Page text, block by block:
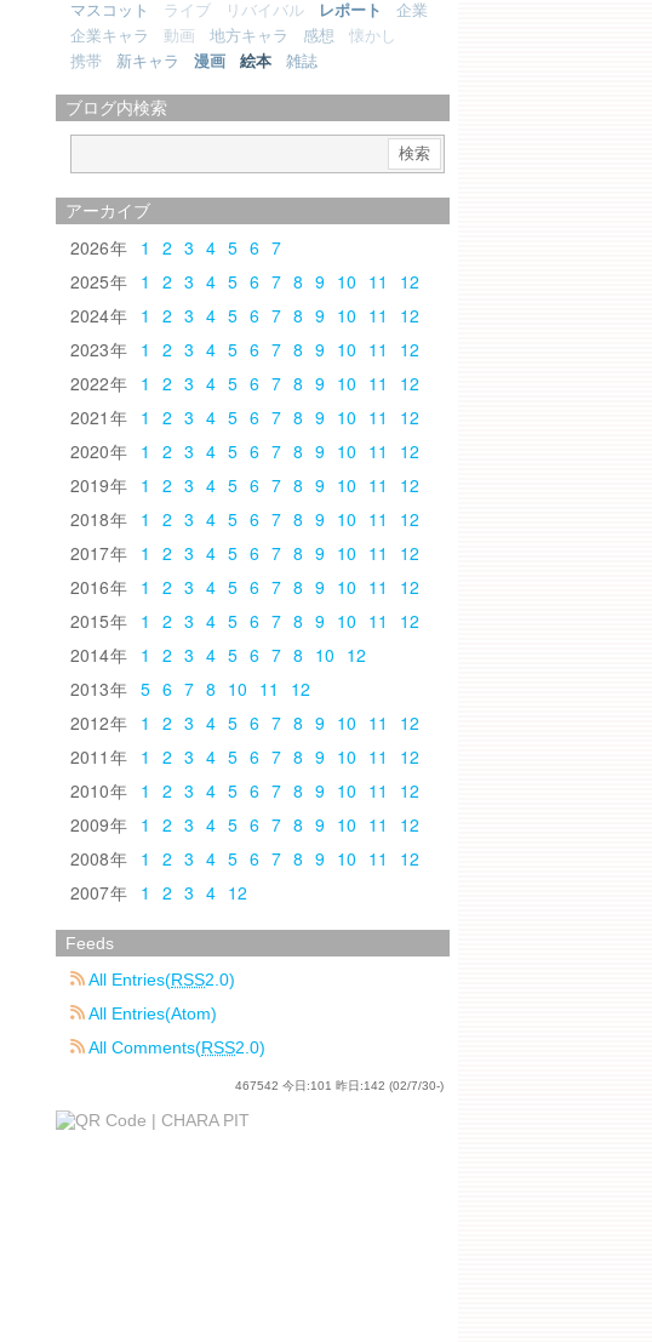
マスコット
ライブ リバイバル レポート
企業
企業キャラ
動画 地方キャラ 感想
懐かし
携帯
新キャラ 漫画 絵本 雑誌
ブログ内検索
アーカイブ
2026 1 2 3 4 5 6 7
2025
1 2 3 4 5 6 7 8 9 10 11
12
2024
1 2 3 4 5 6 7 8 9 10 11
12
2023
1 2 3 4 5 6 7 8 9 10 11
12
2022
1 2 3 4 5 6 7 8 9 10 11
12
2021
1 2 3 4 5 6 7 8 9 10 11
12
2020
1 2 3 4 5 6 7 8 9 10 11
12
2019
1 2 3 4 5 6 7 8 9 10 11
12
2018
1 2 3 4 5 6 7 8 9 10 11
12
2017
1 2 3 4 5 6 7 8 9 10 11
12
2016
1 2 3 4 5 6 7 8 9 10 11
12
2015
1 2 3 4 5 6 7 8 9 10 11
12
2014
1 2 3 4 5 6 7 8 10 12
2013
5 6 7 8 10 11
12
2012
1 2 3 4 5 6 7 8 9 10 11
12
2011
1 2 3 4 5 6 7 8 9 10 11
12
2010
1 2 3 4 5 6 7 8 9 10 11
12
2009
1 2 3 4 5 6 7 8 9 10 11
12
2008
1 2 3 4 5 6 7 8 9 10 11
12
2007
1 2 3 4 12
Feeds
All Entries(RSS2.0)
All Entries(Atom)
All Comments(RSS2.0)
467542 今日:101 昨日:142 (02/7/30-)